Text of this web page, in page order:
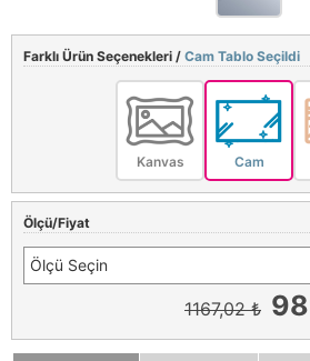
Farklı Ürün Seçenekleri / Cam Tablo Seçildi
Kanvas Cam
Ölçü/Fiyat
Ölçü Seçin
1167,02 ₺